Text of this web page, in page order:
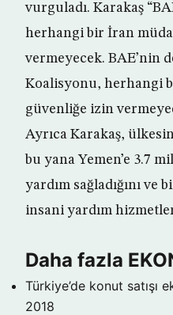
vurguladı. Karakaş
herhangi bir İran
vermeyecek. BAE’nin
Koalisyonu, herhangi
güvenliğe izin
Ayrıca Karakaş,
bu yana Yemen’e 3.7
yardım sağladığını ve
insani yardım
Daha fazla
Türkiye’de konut satışı
2018